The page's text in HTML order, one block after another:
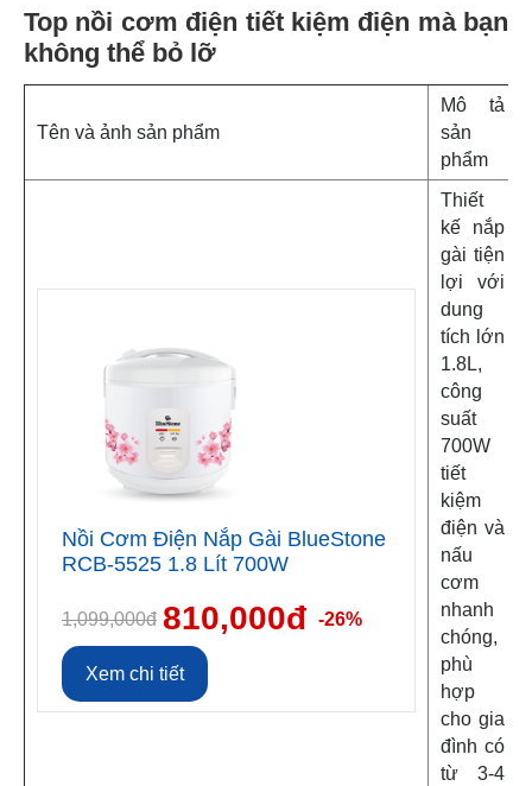
Top nồi cơm điện tiết kiệm điện mà bạn
không thể bỏ lỡ
Tên và ảnh sản phẩm
Mô tả
sản
phẩm
Nồi Cơm Điện Nắp Gài BlueStone
RCB-5525 1.8 Lít 700W
1,099,000đ 810,000đ -26%
Xem chi tiết
Thiết
kế nắp
gài tiện
lợi với
dung
tích lớn
1.8L,
công
suất
700W
tiết
kiệm
điện và
nấu
cơm
nhanh
chóng,
phù
hợp
cho gia
đình có
từ 3-4